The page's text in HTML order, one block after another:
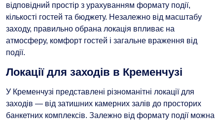
відповідний простір з урахуванням формату події,
кількості гостей та бюджету. Незалежно від масштабу
заходу, правильно обрана локація впливає на
атмосферу, комфорт гостей і загальне враження від
події.
Локації для заходів в Кременчузі
У Кременчузі представлені різноманітні локації для
заходів — від затишних камерних залів до просторих
банкетних комплексів. Залежно від формату події можна